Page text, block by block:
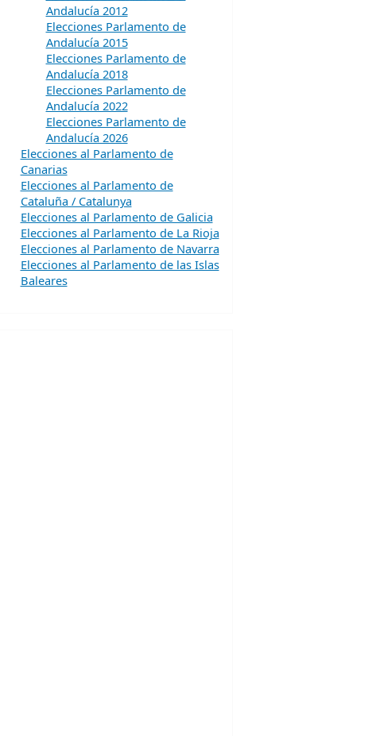
Andalucía 2012
Elecciones Parlamento de
Andalucía 2015
Elecciones Parlamento de
Andalucía 2018
Elecciones Parlamento de
Andalucía 2022
Elecciones Parlamento de
Andalucía 2026
Elecciones al Parlamento de
Canarias
Elecciones al Parlamento de
Cataluña / Catalunya
Elecciones al Parlamento de Galicia
Elecciones al Parlamento de La Rioja
Elecciones al Parlamento de Navarra
Elecciones al Parlamento de las Islas
Baleares